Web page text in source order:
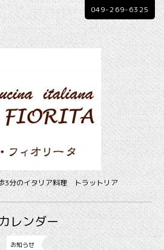
3分のイタリア料理 トラットリア
049-269-6325
カレンダー
お知らせ